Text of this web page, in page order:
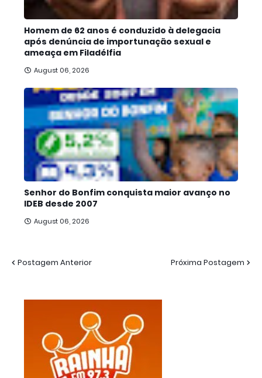
Homem de 62 anos é conduzido à delegacia
após denúncia de importunação sexual e
ameaça em Filadélfia
August 06, 2026
Senhor do Bonfim conquista maior avanço no
IDEB desde 2007
August 06, 2026
Postagem Anterior Próxima Postagem